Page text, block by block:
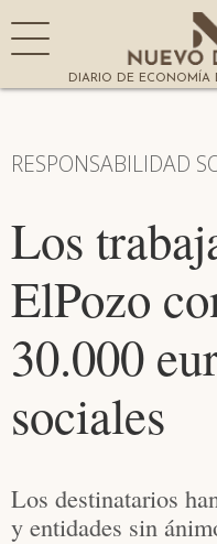
DIARIO DE ECONOMÍA
RESPONSABILIDAD
Los
ElPozo
30.000
sociales
Los destinatarios
y entidades sin